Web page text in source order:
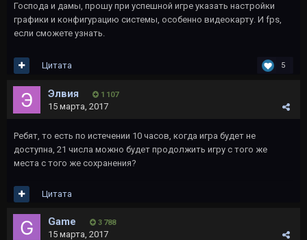
Господа и дамы, прошу при успешной игре указать настройки
графики и конфигурацию системы, особенно видеокарту. И fps,
если сможете узнать.
5
Цитата
Элвия 1 107
15 марта, 2017
Ребят, то есть по истечении 10 часов, когда игра будет не
доступна, 21 числа можно будет продолжить игру с того же
места с того же сохранения?
Цитата
Game 3 788
15 марта, 2017